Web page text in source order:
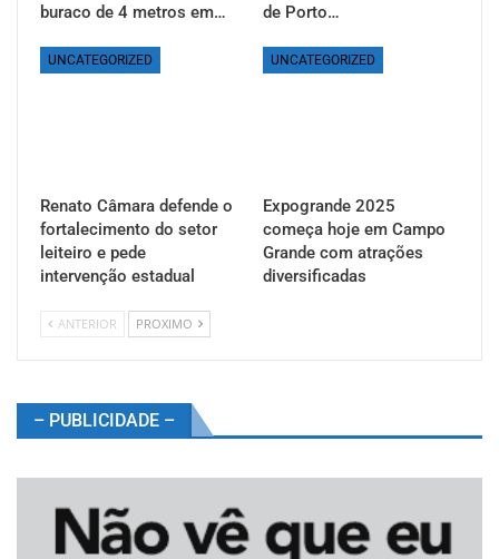
buraco de 4 metros em…
de Porto…
UNCATEGORIZED
Renato Câmara defende o
fortalecimento do setor
leiteiro e pede
intervenção estadual
UNCATEGORIZED
Expogrande 2025
começa hoje em Campo
Grande com atrações
diversificadas
ANTERIOR PROXIMO
– PUBLICIDADE –